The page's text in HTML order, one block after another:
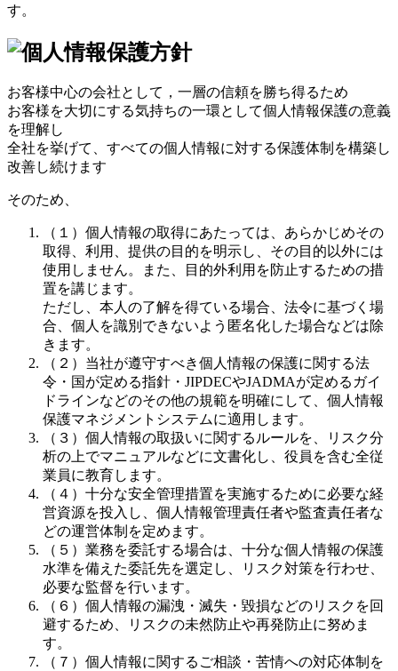
す。
お客様中心の会社として，一層の信頼を勝ち得るため
お客様を大切にする気持ちの一環として個人情報保護の意義
を理解し
全社を挙げて、すべての個人情報に対する保護体制を構築し
改善し続けます
そのため、
（１）個人情報の取得にあたっては、あらかじめその
取得、利用、提供の目的を明示し、その目的以外には
使用しません。また、目的外利用を防止するための措
置を講じます。
ただし、本人の了解を得ている場合、法令に基づく場
合、個人を識別できないよう匿名化した場合などは除
きます。
（２）当社が遵守すべき個人情報の保護に関する法
令・国が定める指針・JIPDECやJADMAが定めるガイ
ドラインなどのその他の規範を明確にして、個人情報
保護マネジメントシステムに適用します。
（３）個人情報の取扱いに関するルールを、リスク分
析の上でマニュアルなどに文書化し、役員を含む全従
業員に教育します。
（４）十分な安全管理措置を実施するために必要な経
営資源を投入し、個人情報管理責任者や監査責任者な
どの運営体制を定めます。
（５）業務を委託する場合は、十分な個人情報の保護
水準を備えた委託先を選定し、リスク対策を行わせ、
必要な監督を行います。
（６）個人情報の漏洩・滅失・毀損などのリスクを回
避するため、リスクの未然防止や再発防止に努めま
す。
（７）個人情報に関するご相談・苦情への対応体制を